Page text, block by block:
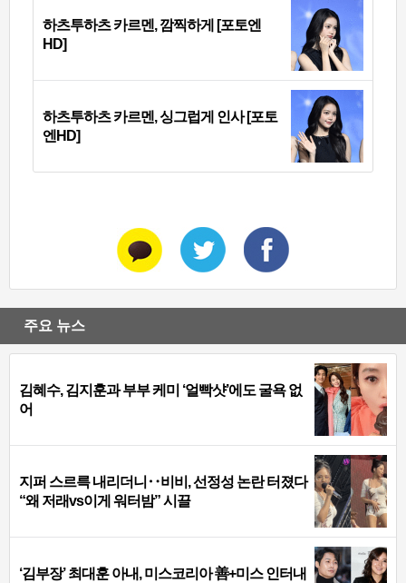
하츠투하츠 카르멘, 깜찍하게 [포토엔
HD]
하츠투하츠 카르멘, 싱그럽게 인사 [포토
엔HD]
주요 뉴스
김혜수, 김지훈과 부부 케미 ‘얼빡샷’에도 굴욕 없
어
지퍼 스르륵 내리더니‥비비, 선정성 논란 터졌다
“왜 저래vs이게 워터밤” 시끌
‘김부장’ 최대훈 아내, 미스코리아 善+미스 인터내